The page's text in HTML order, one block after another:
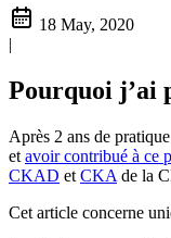
18 May, 2020
|
Pourquoi j’ai
Après 2 ans de
et avoir contribué à ce
CKAD et CKA de la
Cet article concerne